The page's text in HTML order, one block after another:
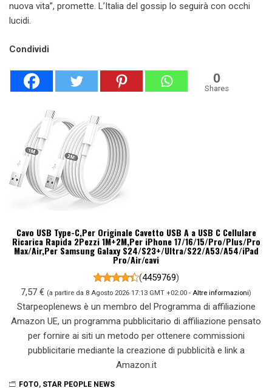
nuova vita”, promette. L’Italia del gossip lo seguirà con occhi
lucidi.
Condividi
0
Shares
Cavo USB Type-C,Per Originale Cavetto USB A a USB C Cellulare
Ricarica Rapida 2Pezzi 1M+2M,Per iPhone 17/16/15/Pro/Plus/Pro
Max/Air,Per Samsung Galaxy S24/S23+/Ultra/S22/A53/A54/iPad
Pro/Air/cavi
(4459769)
7,57 € (a partire da 8 Agosto 2026 17:13 GMT +02:00 - Altre informazioni)
Starpeoplenews è un membro del Programma di affiliazione
Amazon UE, un programma pubblicitario di affiliazione pensato
per fornire ai siti un metodo per ottenere commissioni
pubblicitarie mediante la creazione di pubblicità e link a
Amazon.it
FOTO, STAR PEOPLE NEWS